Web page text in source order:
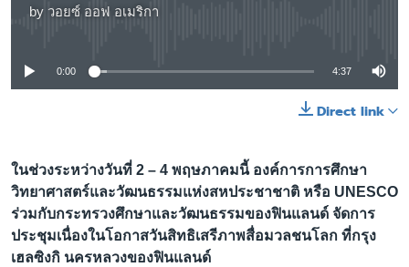
by วอยซ์ ออฟ อเมริกา
No media source currently available
0:00 4:37
Direct link
ในช่วงระหว่างวันที่ 2 – 4 พฤษภาคมนี้ องค์การการศึกษา
วิทยาศาสตร์และวัฒนธรรมแห่งสหประชาชาติ หรือ UNESCO
ร่วมกับกระทรวงศึกษาและวัฒนธรรมของฟินแลนด์ จัดการ
ประชุมเนื่องในโอกาสวันสิทธิเสรีภาพสื่อมวลชนโลก ที่กรุง
เฮลซิงกิ นครหลวงของฟินแลนด์